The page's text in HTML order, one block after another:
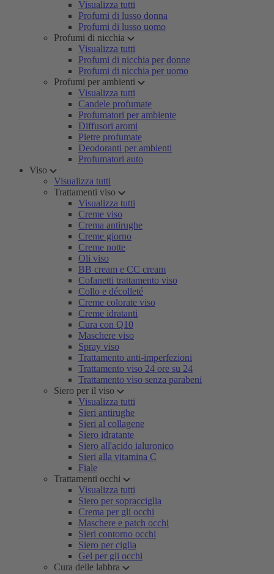
Visualizza tutti
Profumi di lusso donna
Profumi di lusso uomo
Profumi di nicchia
Visualizza tutti
Profumi di nicchia per donne
Profumi di nicchia per uomo
Profumi per ambienti
Visualizza tutti
Candele profumate
Profumatori per ambiente
Diffusori aromi
Pietre profumate
Deodoranti per ambienti
Profumatori auto
Viso
Visualizza tutti
Trattamenti viso
Visualizza tutti
Creme viso
Crema antirughe
Creme giorno
Creme notte
Oli viso
BB cream e CC cream
Cofanetti trattamento viso
Collo e décolleté
Creme colorate viso
Creme idratanti
Cura con Q10
Maschere viso
Spray viso
Trattamento anti-imperfezioni
Trattamento viso 24 ore su 24
Trattamento viso senza parabeni
Siero per il viso
Visualizza tutti
Sieri antirughe
Sieri al collagene
Siero idratante
Siero all'acido ialuronico
Sieri alla vitamina C
Fiale
Trattamenti occhi
Visualizza tutti
Siero per sopracciglia
Crema per gli occhi
Maschere e patch occhi
Sieri contorno occhi
Siero per ciglia
Gel per gli occhi
Cura delle labbra